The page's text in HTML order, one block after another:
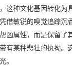
这种文化基因转化
借敏锐的嗅觉追踪
凶属性，而是保留了
有某种悲壮的执拗
。